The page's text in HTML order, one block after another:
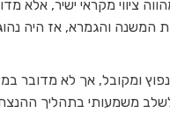
ציווי מקראי ישיר,
והגמרא, אז היה
ומקובל, אך לא מדובר
משמעותי בתהליך